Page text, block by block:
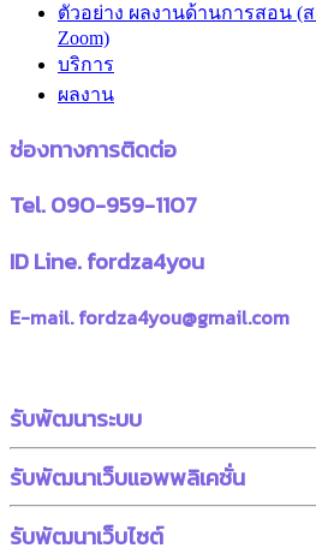
ตัวอย่าง ผลงานด้านการสอน (ส
Zoom)
บริการ
ผลงาน
ช่องทางการติดต่อ
Tel. 090-959-1107
ID Line. fordza4you
E-mail. fordza4you@gmail.com
รับพัฒนาระบบ
รับพัฒนาเว็บแอพพลิเคชั่น
รับพัฒนาเว็บไซต์